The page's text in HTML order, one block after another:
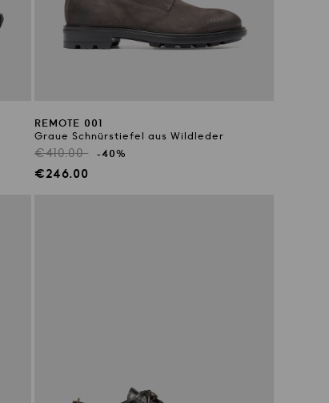
REMOTE 001
Graue Schnürstiefel aus Wildleder
Regulärer
Preis
€410.00 -40%
Verkaufspreis
€246.00